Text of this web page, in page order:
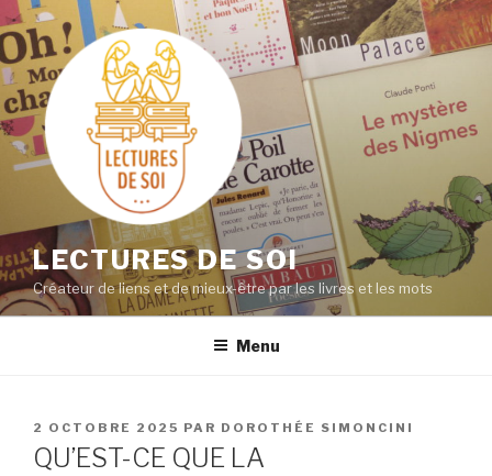
Aller
au
contenu
principal
LECTURES DE SOI
Créateur de liens et de mieux-être par les livres et les mots
Menu
PUBLIÉ
LE
2 OCTOBRE 2025 PAR DOROTHÉE SIMONCINI
QU’EST-CE QUE LA